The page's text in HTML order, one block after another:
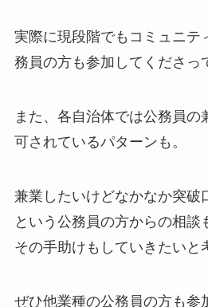
実際に現段階でもコミュニテ
務員の方も参加してくださっ
また、各自治体では公務員の
可されているパターンも。
兼業したいけどなかなか突破
という公務員の方からの相談
その手助けもしていきたいと
ぜひ他業種の公務員の方も参